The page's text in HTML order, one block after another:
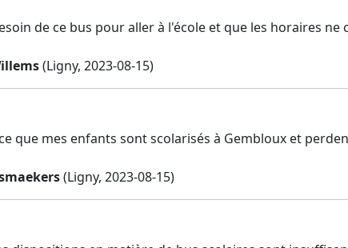
de ce bus pour aller à l'école et que les horaires ne
(Ligny, 2023-08-15)
que mes enfants sont scolarisés à Gembloux et
(Ligny, 2023-08-15)